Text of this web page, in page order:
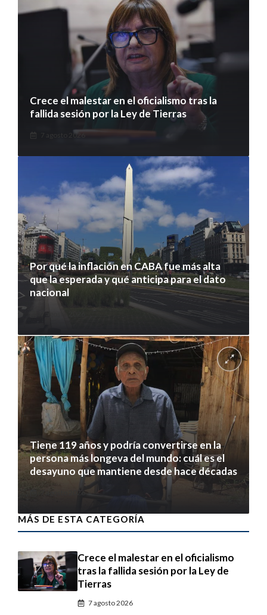
Crece el malestar en el oficialismo tras la
fallida sesión por la Ley de Tierras
7 agosto 2026
Por qué la inflación en CABA fue más alta
que la esperada y qué anticipa para el dato
nacional
Tiene 119 años y podría convertirse en la
persona más longeva del mundo: cuál es el
desayuno que mantiene desde hace décadas
MÁS DE ESTA CATEGORÍA
Crece el malestar en el oficialismo
tras la fallida sesión por la Ley de
Tierras
7 agosto 2026